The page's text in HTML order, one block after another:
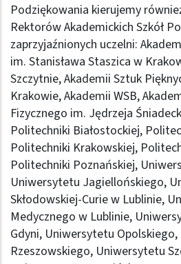
Podziękowania kierujemy
Rektorów Akademickich Szkół
zaprzyjaźnionych uczelni:
im. Stanisława Staszica w
Szczytnie, Akademii Sztuk
Krakowie, Akademii WSB,
Fizycznego im. Jędrzeja
Politechniki Białostockiej,
Politechniki Krakowskiej,
Politechniki Poznańskiej,
Uniwersytetu Jagiellońskiego,
Skłodowskiej-Curie w Lublinie,
Medycznego w Lublinie,
Gdyni, Uniwersytetu
Rzeszowskiego, Uniwersytetu